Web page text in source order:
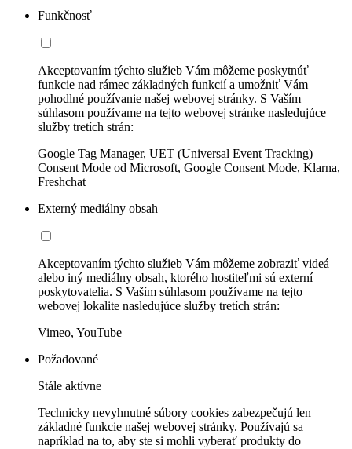
Funkčnosť
Akceptovaním týchto služieb Vám môžeme poskytnúť
funkcie nad rámec základných funkcií a umožniť Vám
pohodlné používanie našej webovej stránky. S Vaším
súhlasom používame na tejto webovej stránke nasledujúce
služby tretích strán:
Google Tag Manager, UET (Universal Event Tracking)
Consent Mode od Microsoft, Google Consent Mode, Klarna,
Freshchat
Externý mediálny obsah
Akceptovaním týchto služieb Vám môžeme zobraziť videá
alebo iný mediálny obsah, ktorého hostiteľmi sú externí
poskytovatelia. S Vaším súhlasom používame na tejto
webovej lokalite nasledujúce služby tretích strán:
Vimeo, YouTube
Požadované
Stále aktívne
Technicky nevyhnutné súbory cookies zabezpečujú len
základné funkcie našej webovej stránky. Používajú sa
napríklad na to, aby ste si mohli vyberať produkty do